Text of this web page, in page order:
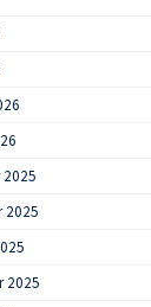
2025
2025
2025